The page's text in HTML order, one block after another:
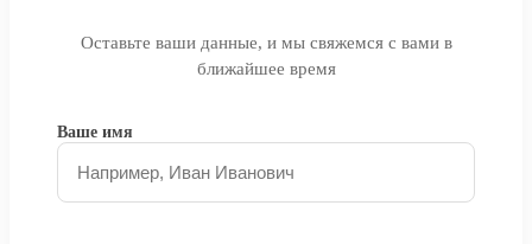
Оставьте ваши данные, и мы свяжемся с вами в
ближайшее время
Ваше имя